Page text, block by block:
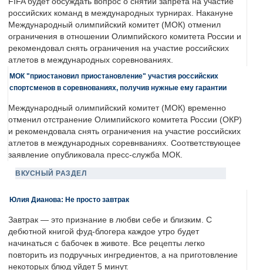
российских команд в международных турнирах. Накануне
Международный олимпийский комитет (МОК) отменил
ограничения в отношении Олимпийского комитета России и
рекомендовал снять ограничения на участие российских
атлетов в международных соревнованиях.
МОК "приостановил приостановление" участия российских
спортсменов в соревнованиях, получив нужные ему гарантии
Международный олимпийский комитет (МОК) временно
отменил отстранение Олимпийского комитета России (ОКР)
и рекомендовала снять ограничения на участие российских
атлетов в международных соревнваниях. Соответствующее
заявление опубликовала пресс-служба МОК.
ВКУСНЫЙ РАЗДЕЛ
Юлия Дианова: Не просто завтрак
Завтрак — это признание в любви себе и близким. С
дебютной книгой фуд-блогера каждое утро будет
начинаться с бабочек в животе. Все рецепты легко
повторить из подручных ингредиентов, а на приготовление
некоторых блюд уйдет 5 минут.